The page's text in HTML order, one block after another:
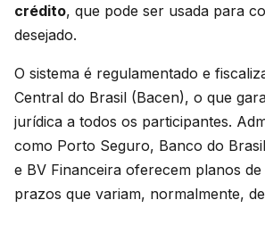
crédito, que pode ser usada para
desejado.
O sistema é regulamentado e
Central do Brasil (Bacen), o que
jurídica a todos os participantes.
como Porto Seguro, Banco do
e BV Financeira oferecem planos
prazos que variam, normalmente,